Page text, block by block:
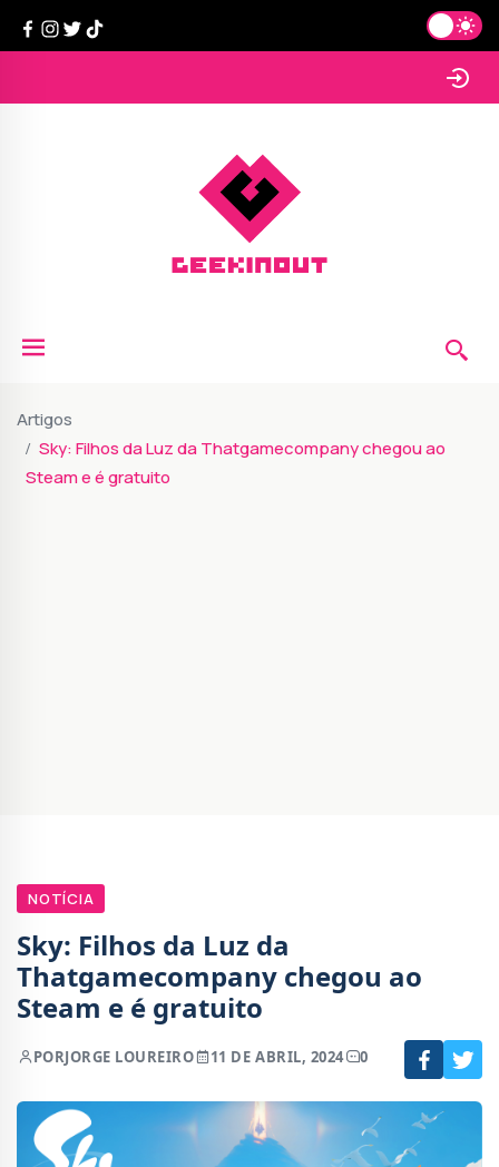
Artigos
Sky: Filhos da Luz da Thatgamecompany chegou ao
Steam e é gratuito
NOTÍCIA
Sky: Filhos da Luz da
Thatgamecompany chegou ao
Steam e é gratuito
PORJORGE LOUREIRO 11 DE ABRIL, 2024 0